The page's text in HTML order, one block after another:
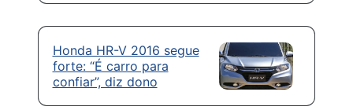
Honda HR-V 2016 segue
forte: “É carro para
confiar”, diz dono